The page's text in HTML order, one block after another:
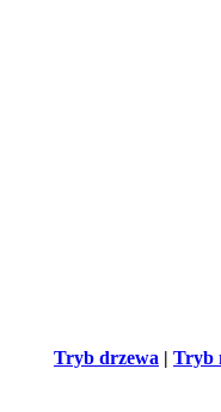
Tryb drzewa | Tryb